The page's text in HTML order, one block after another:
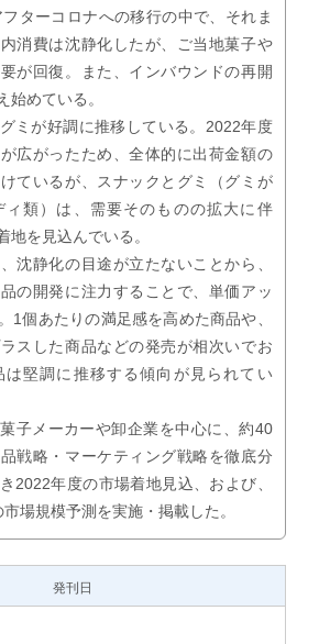
ターコロナへの移行の中で、それま
消費は沈静化したが、ご当地菓子や
が回復。また、インバウンドの再開
始めている。
ミが好調に推移している。2022年度
広がったため、全体的に出荷金額の
ているが、スナックとグミ（グミが
ィ類）は、需要そのものの拡大に伴
地を見込んでいる。
沈静化の目途が立たないことから、
の開発に注力することで、単価アッ
1個あたりの満足感を高めた商品や、
スした商品などの発売が相次いでお
は堅調に推移する傾向が見られてい
子メーカーや卸企業を中心に、約40
戦略・マーケティング戦略を徹底分
2022年度の市場着地見込、および、
場規模予測を実施・掲載した。
発刊日